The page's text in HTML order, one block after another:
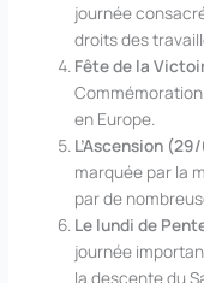
journée
droits des
Fête de la
en Europe.
L’Ascension
marquée par la
par de
Le lundi de
journée
la descente du